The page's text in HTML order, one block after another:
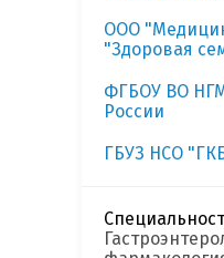
ООО
"Здоровая
ФГБОУ ВО
России
ГБУЗ НСО